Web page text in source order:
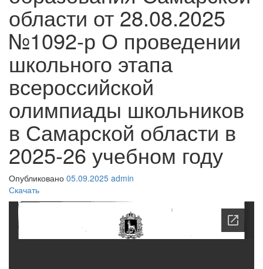
i
области от 28.08.2025
№1092-р О проведении
школьного этапа
всероссийской
олимпиады школьников
в Самарской области в
2025-26 учебном году
Опубликовано 05.09.2025 admin
Скачать